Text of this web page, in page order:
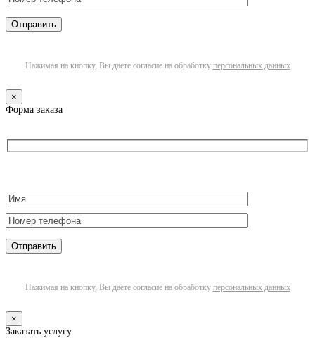
Нажимая на кнопку, Вы даете согласие на обработку персональных данных
×
Форма заказа
Нажимая на кнопку, Вы даете согласие на обработку персональных данных
×
Заказать услугу